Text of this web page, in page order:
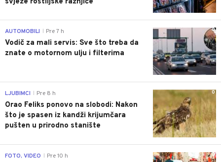
0
AUTOMOBILI Pre 7 h
Vodič za mali servis: Sve što treba da
znate o motornom ulju i filterima
0
LJUBIMCI Pre 8 h
Orao Feliks ponovo na slobodi: Nakon
što je spasen iz kandži krijumčara
pušten u prirodno stanište
0
FOTO, VIDEO Pre 10 h